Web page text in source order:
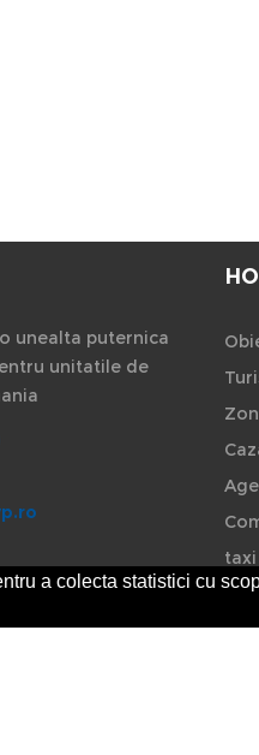
a colecta statistici cu
unealta puternica
unitatile de
taxi